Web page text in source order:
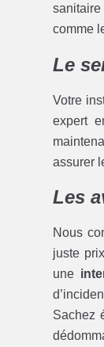
comme
Le
Votre
expert
assurer
Les
Nous
juste
une
Sachez